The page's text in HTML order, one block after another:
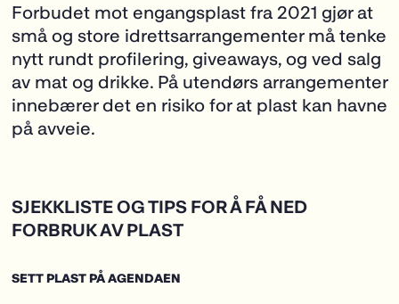
Forbudet mot engangsplast fra 2021 gjør at
små og store idrettsarrangementer må tenke
nytt rundt profilering, giveaways, og ved salg
av mat og drikke. På utendørs arrangementer
innebærer det en risiko for at plast kan havne
på avveie.
SJEKKLISTE OG TIPS FOR Å FÅ NED
FORBRUK AV PLAST
SETT PLAST PÅ AGENDAEN